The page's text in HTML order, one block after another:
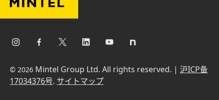
© 2026 Mintel Group Ltd. All rights reserved. | 沪ICP备
17034376号. サイトマップ